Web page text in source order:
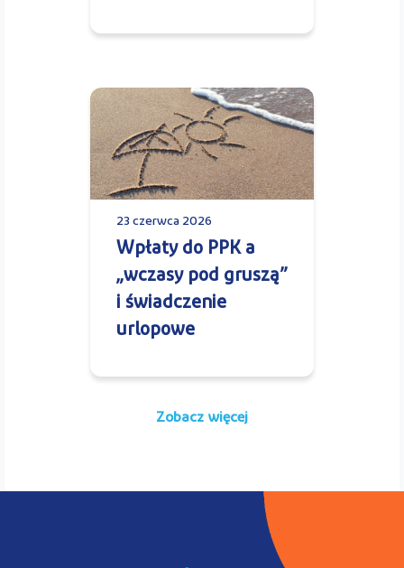
23 czerwca 2026
Wpłaty do PPK a
„wczasy pod gruszą”
i świadczenie
urlopowe
Zobacz więcej